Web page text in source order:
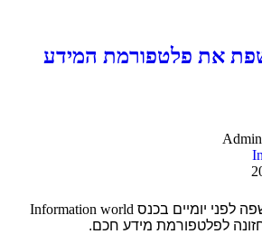
את פלטפורמת המידע
לפני יומיים בכנס Information world
לפלטפורמת מידע חכם.